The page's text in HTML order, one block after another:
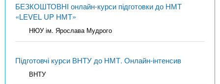
БЕЗКОШТОВНІ онлайн-курси підготовки до НМТ
«LEVEL UP НМТ»
НЮУ ім. Ярослава Мудрого
Підготовчі курси ВНТУ до НМТ. Онлайн-інтенсив
ВНТУ